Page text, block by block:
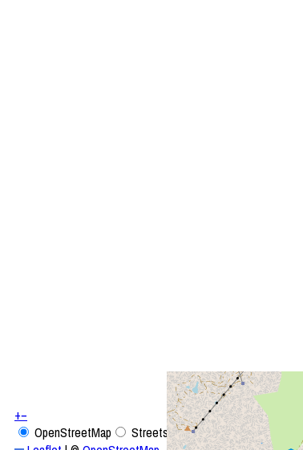
+−
OpenStreetMap
Streets
Satellite